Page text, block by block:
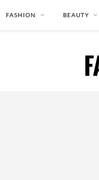
FASHION BEAUTY